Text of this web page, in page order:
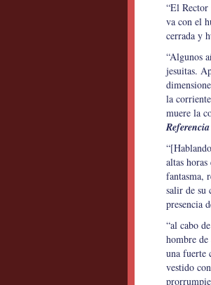
“El
va con el
cerrada y
“Algunos
jesuitas.
la
muere la
altas
fantasma,
salir de su
presencia
“al cabo
hombre
una fuerte
vestido